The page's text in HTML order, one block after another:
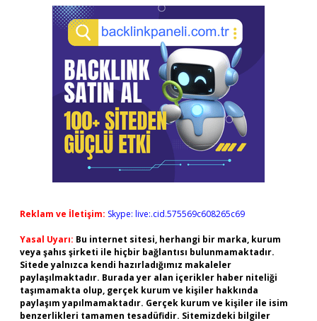
Reklam ve İletişim: Skype: live:.cid.575569c608265c69
Yasal Uyarı: Bu internet sitesi, herhangi bir marka, kurum
veya şahıs şirketi ile hiçbir bağlantısı bulunmamaktadır.
Sitede yalnızca kendi hazırladığımız makaleler
paylaşılmaktadır. Burada yer alan içerikler haber niteliği
taşımamakta olup, gerçek kurum ve kişiler hakkında
paylaşım yapılmamaktadır. Gerçek kurum ve kişiler ile isim
benzerlikleri tamamen tesadüfidir. Sitemizdeki bilgiler